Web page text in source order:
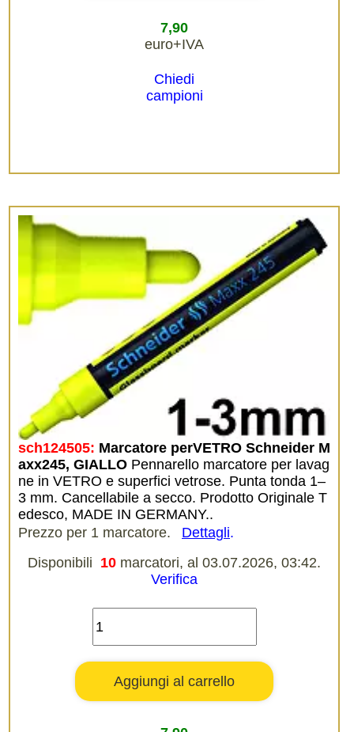
7,90
euro+IVA
Chiedi
campioni
sch124505: Marcatore perVETRO Schneider M
axx245, GIALLO Pennarello marcatore per lavag
ne in VETRO e superfici vetrose. Punta tonda 1–
3 mm. Cancellabile a secco. Prodotto Originale T
edesco, MADE IN GERMANY..
Prezzo per 1 marcatore.
Dettagli.
Disponibili 10 marcatori, al 03.07.2026, 03:42.
Verifica